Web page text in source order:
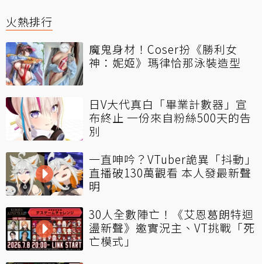
火熱排行
魔鬼身材！Coser扮《勝利女
神：妮姬》瑪律恰那泳裝造型
日V大代真白「畢業計數器」宣
布終止 一份來自粉絲500天的告
別
一直呻吟？VTuber詭異「抖動」
直播破130萬觀看 本人發最新聲
明
30人全數陣亡！《艾恩葛朗特迴
盪新聲》邀實況主、VT挑戰「死
亡模式」